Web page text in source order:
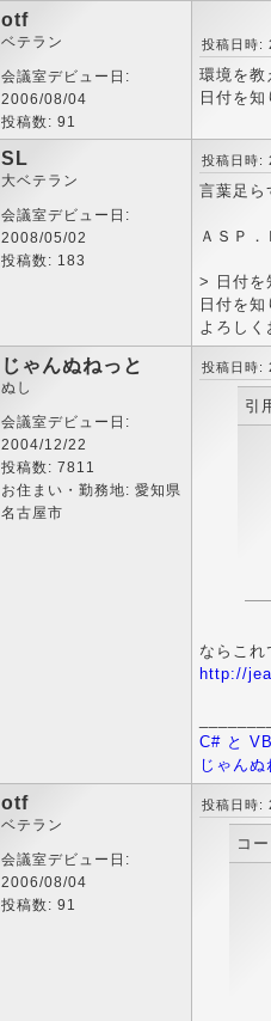
otf
ベテラン
会議室デビュー日:
2006/08/04
投稿数: 91
投稿日時:
環境を教
日付を
SL
大ベテラン
会議室デビュー日:
2008/05/02
投稿数: 183
投稿日時:
言葉足ら
ＡＳＰ
> 日付を
日付を
よろしく
じゃんぬねっと
ぬし
会議室デビュー日:
2004/12/22
投稿数: 7811
お住まい・勤務地: 愛知県
名古屋市
投稿日時:
引
ならこれ
http://
C# と
じゃん
otf
ベテラン
会議室デビュー日:
2006/08/04
投稿数: 91
投稿日時:
コ